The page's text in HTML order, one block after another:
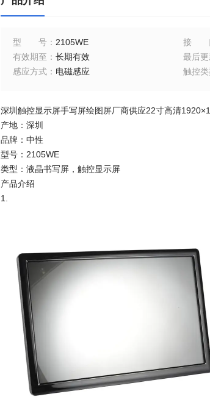
型号 ： 2105WE 接
有效期至 ： 长期有效 最后
感应方式 ： 电磁感应 触控类
深圳触控显示屏手写屏绘图屏厂商供应22寸高清
产地：深圳
品牌：中性
型号：2105WE
类型：液晶书写屏，触控显示屏
产品介绍
1.